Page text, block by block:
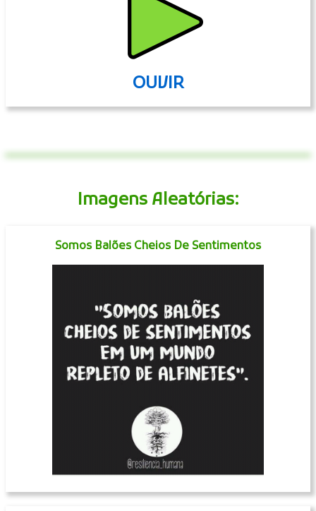
OUVIR
Imagens Aleatórias:
Somos Balões Cheios De Sentimentos